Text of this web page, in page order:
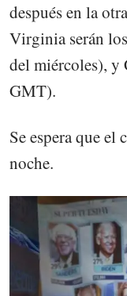
después en la
Virginia serán
del miércoles),
GMT).
Se espera que el
noche.